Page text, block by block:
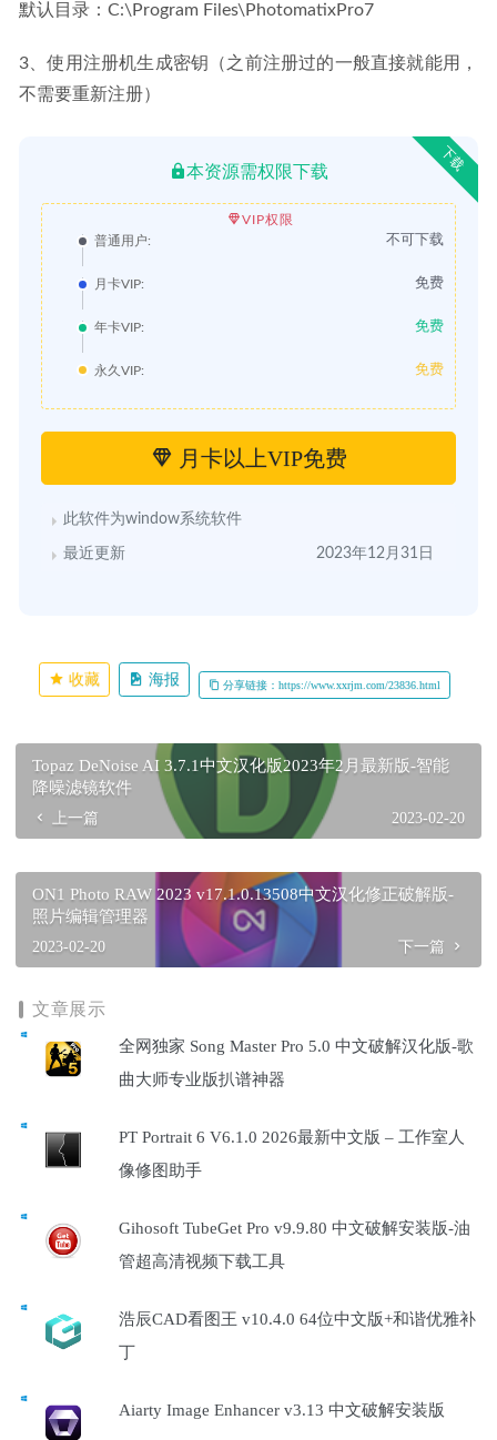
默认目录：C:\Program Files\PhotomatixPro7
3、使用注册机生成密钥（之前注册过的一般直接就能用，
不需要重新注册）
下载
本资源需权限下载
VIP权限
普通用户:
不可下载
月卡VIP: 免费
年卡VIP: 免费
永久VIP: 免费
月卡以上VIP免费
此软件为window系统软件
最近更新 2023年12月31日
收藏 海报 分享链接：https://www.xxrjm.com/23836.html
Topaz DeNoise AI 3.7.1中文汉化版2023年2月最新版-智能
降噪滤镜软件
上一篇 2023-02-20
ON1 Photo RAW 2023 v17.1.0.13508中文汉化修正破解版-
照片编辑管理器
2023-02-20 下一篇
文章展示
全网独家 Song Master Pro 5.0 中文破解汉化版-歌
曲大师专业版扒谱神器
PT Portrait 6 V6.1.0 2026最新中文版 – 工作室人
像修图助手
Gihosoft TubeGet Pro v9.9.80 中文破解安装版-油
管超高清视频下载工具
浩辰CAD看图王 v10.4.0 64位中文版+和谐优雅补
丁
Aiarty Image Enhancer v3.13 中文破解安装版